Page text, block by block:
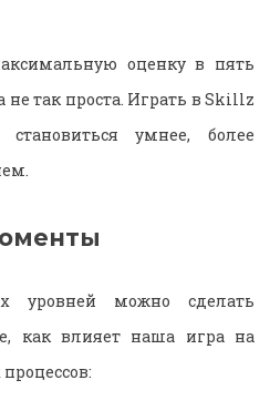
оценку в пять
не так проста. Играть в Skillz
умнее, более
уровней можно сделать
как влияет наша игра на